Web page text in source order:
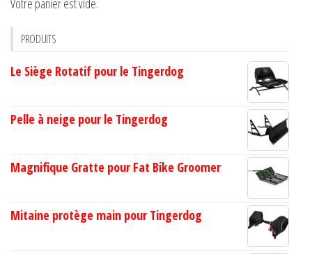
Votre panier est vide.
PRODUITS
Le Siège Rotatif pour le Tingerdog
Pelle à neige pour le Tingerdog
Magnifique Gratte pour Fat Bike Groomer
Mitaine protège main pour Tingerdog